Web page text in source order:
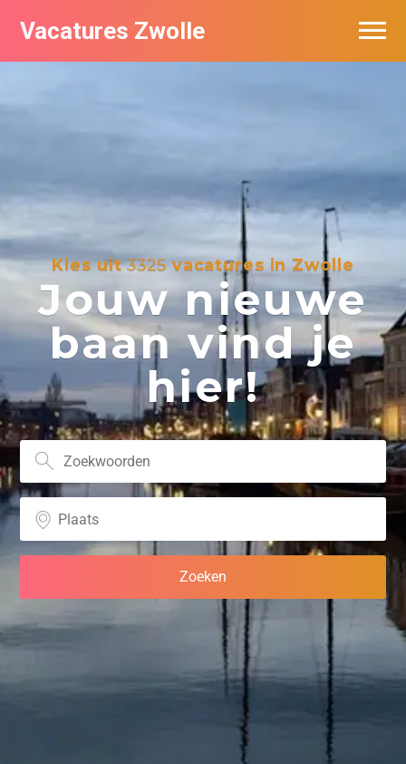
Vacatures Zwolle
Kies uit3325vacatures in Zwolle
Jouw nieuwe
baan vind je
hier!
Vacatures per bedrijf